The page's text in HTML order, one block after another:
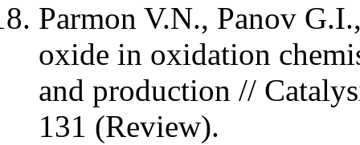
Parmon V.N., Panov
oxide in oxidation
and production //
131 (Review).